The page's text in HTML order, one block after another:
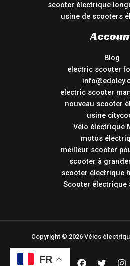
scooter électrique
usine de scooters
Blog
electric scooter
electric scooter
nouveau scooter
usine
Vélo électrique
motos
meilleur scooter
scooter à
scooter électrique
Scooter électrique
Copyright © 2026 Vélos
FR